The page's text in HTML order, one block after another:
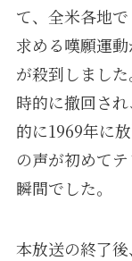
て、全米各地
求める嘆願運
が殺到しまし
時的に撤回さ
的に1969年に
の声が初めて
瞬間でした。
本放送の終了